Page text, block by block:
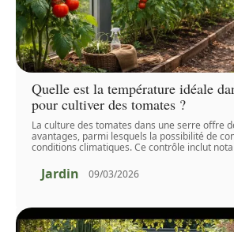
Quelle est la température idéale
pour cultiver des tomates ?
La culture des tomates dans une serre offre
avantages, parmi lesquels la possibilité de
conditions climatiques. Ce contrôle inclut
Jardin 09/03/2026